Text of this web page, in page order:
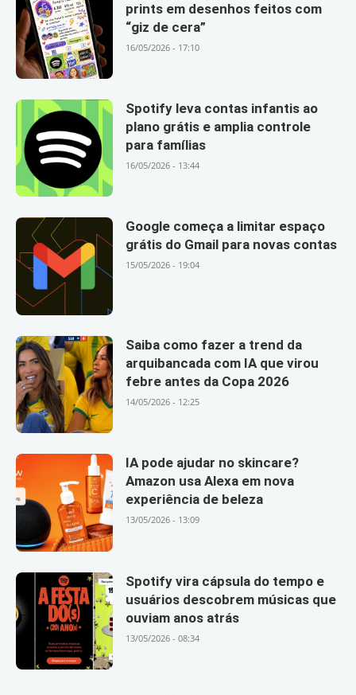
prints em desenhos feitos com
“giz de cera”
16/05/2026 - 17:10
Spotify leva contas infantis ao
plano grátis e amplia controle
para famílias
16/05/2026 - 13:44
Google começa a limitar espaço
grátis do Gmail para novas contas
15/05/2026 - 19:04
Saiba como fazer a trend da
arquibancada com IA que virou
febre antes da Copa 2026
14/05/2026 - 12:25
IA pode ajudar no skincare?
Amazon usa Alexa em nova
experiência de beleza
13/05/2026 - 13:09
Spotify vira cápsula do tempo e
usuários descobrem músicas que
ouviam anos atrás
13/05/2026 - 08:34